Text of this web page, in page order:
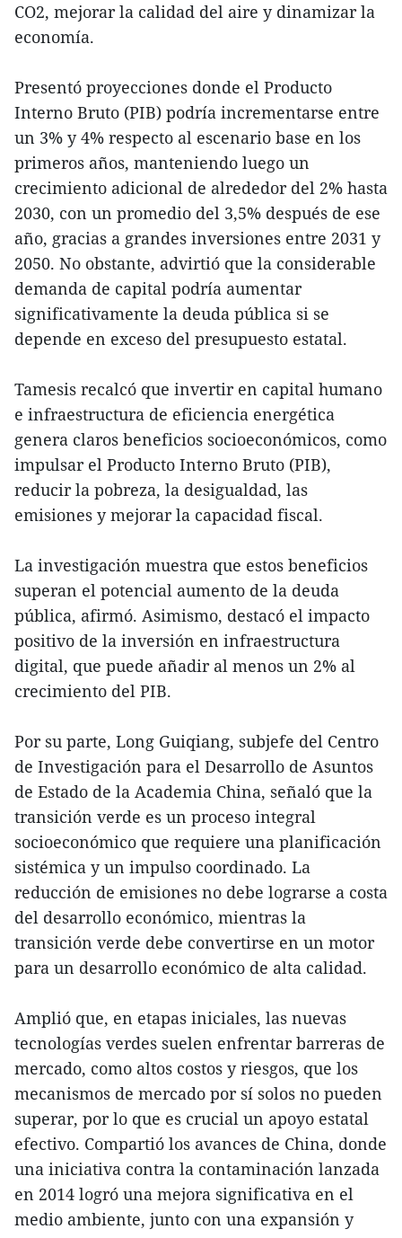
CO2, mejorar la calidad del aire y dinamizar la
economía.
Presentó proyecciones donde el Producto
Interno Bruto (PIB) podría incrementarse entre
un 3% y 4% respecto al escenario base en los
primeros años, manteniendo luego un
crecimiento adicional de alrededor del 2% hasta
2030, con un promedio del 3,5% después de ese
año, gracias a grandes inversiones entre 2031 y
2050. No obstante, advirtió que la considerable
demanda de capital podría aumentar
significativamente la deuda pública si se
depende en exceso del presupuesto estatal.
Tamesis recalcó que invertir en capital humano
e infraestructura de eficiencia energética
genera claros beneficios socioeconómicos, como
impulsar el Producto Interno Bruto (PIB),
reducir la pobreza, la desigualdad, las
emisiones y mejorar la capacidad fiscal.
La investigación muestra que estos beneficios
superan el potencial aumento de la deuda
pública, afirmó. Asimismo, destacó el impacto
positivo de la inversión en infraestructura
digital, que puede añadir al menos un 2% al
crecimiento del PIB.
Por su parte, Long Guiqiang, subjefe del Centro
de Investigación para el Desarrollo de Asuntos
de Estado de la Academia China, señaló que la
transición verde es un proceso integral
socioeconómico que requiere una planificación
sistémica y un impulso coordinado. La
reducción de emisiones no debe lograrse a costa
del desarrollo económico, mientras la
transición verde debe convertirse en un motor
para un desarrollo económico de alta calidad.
Amplió que, en etapas iniciales, las nuevas
tecnologías verdes suelen enfrentar barreras de
mercado, como altos costos y riesgos, que los
mecanismos de mercado por sí solos no pueden
superar, por lo que es crucial un apoyo estatal
efectivo. Compartió los avances de China, donde
una iniciativa contra la contaminación lanzada
en 2014 logró una mejora significativa en el
medio ambiente, junto con una expansión y